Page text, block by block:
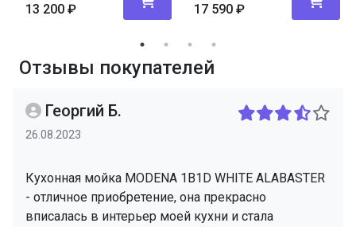
13 200 ₽ 17 590 ₽
Отзывы покупателей
Георгий Б.
26.08.2023
Кухонная мойка MODENA 1B1D WHITE ALABASTER
- отличное приобретение, она прекрасно
вписалась в интерьер моей кухни и стала